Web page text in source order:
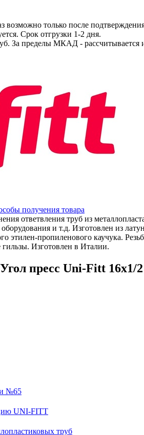
возможно только после
Срок отгрузки 1-2 дня.
За пределы МКАД - рассчитывается
получения товара
ответвления труб из
и т.д. Изготовлен из
этилен-пропиленового каучука.
Изготовлен в Италии.
пресс Uni-Fitt 16x1/
№65
UNI-FITT
труб